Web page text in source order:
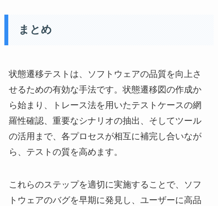
まとめ
状態遷移テストは、ソフトウェアの品質を向上さ
せるための有効な手法です。状態遷移図の作成か
ら始まり、トレース法を用いたテストケースの網
羅性確認、重要なシナリオの抽出、そしてツール
の活用まで、各プロセスが相互に補完し合いなが
ら、テストの質を高めます。
これらのステップを適切に実施することで、ソフ
トウェアのバグを早期に発見し、ユーザーに高品